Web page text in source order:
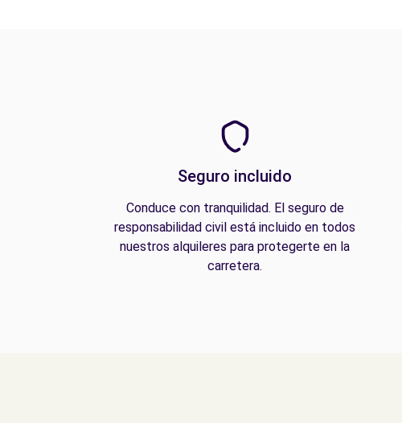
Seguro incluido
Conduce con tranquilidad. El seguro de
responsabilidad civil está incluido en todos
nuestros alquileres para protegerte en la
carretera.